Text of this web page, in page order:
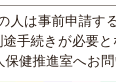
人は事前申請す
手続きが必要
保健推進室へお